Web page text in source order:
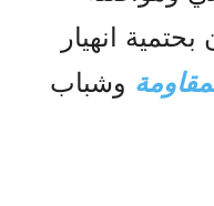
انهيار
وشباب